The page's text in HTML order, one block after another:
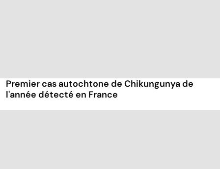
Premier cas autochtone de Chikungunya de
l'année détecté en France